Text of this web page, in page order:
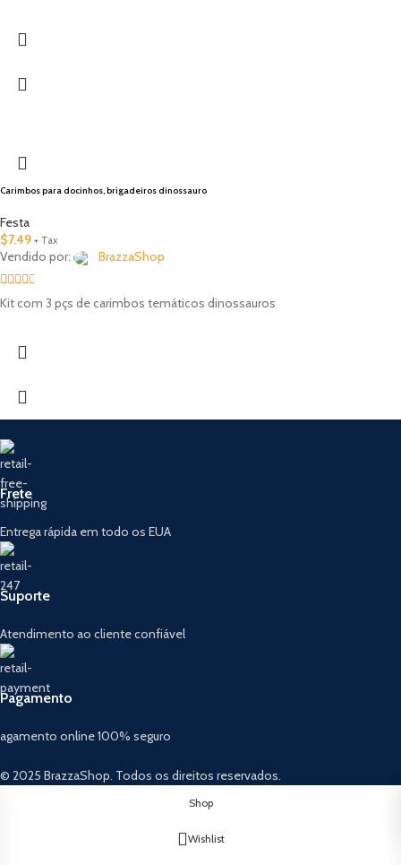
Carimbos para docinhos, brigadeiros dinossauro
Festa
$7.49 + Tax
Vendido por: BrazzaShop
2.33
Kit com 3 pçs de carimbos temáticos dinossauros
Frete
Entrega rápida em todo os EUA
Suporte
Atendimento ao cliente confiável
Pagamento
agamento online 100% seguro
© 2025 BrazzaShop. Todos os direitos reservados.
Shop
Wishlist